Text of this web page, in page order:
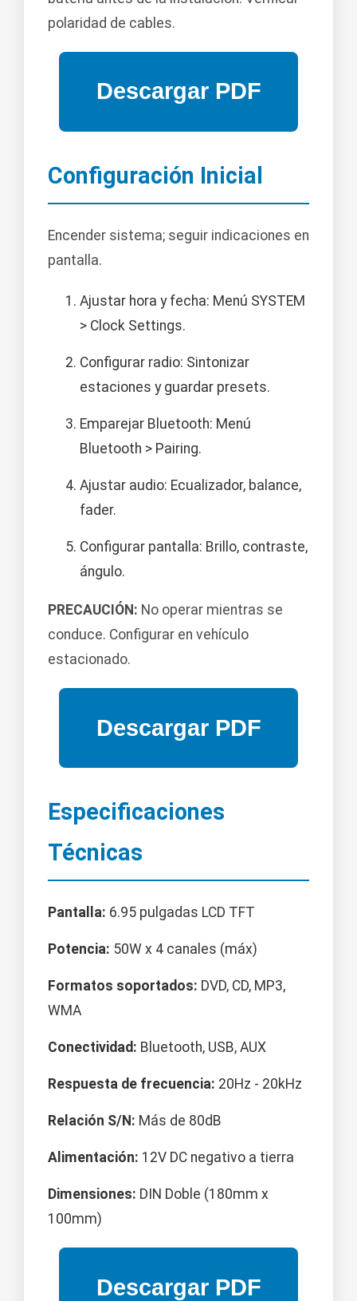
polaridad de cables.
Configuración Inicial
Encender sistema; seguir indicaciones en
pantalla.
Ajustar hora y fecha: Menú SYSTEM
> Clock Settings.
Configurar radio: Sintonizar
estaciones y guardar presets.
Emparejar Bluetooth: Menú
Bluetooth > Pairing.
Ajustar audio: Ecualizador, balance,
fader.
Configurar pantalla: Brillo, contraste,
ángulo.
PRECAUCIÓN: No operar mientras se
conduce. Configurar en vehículo
estacionado.
Especificaciones
Técnicas
Pantalla: 6.95 pulgadas LCD TFT
Potencia: 50W x 4 canales (máx)
Formatos soportados: DVD, CD, MP3,
WMA
Conectividad: Bluetooth, USB, AUX
Respuesta de frecuencia: 20Hz - 20kHz
Relación S/N: Más de 80dB
Alimentación: 12V DC negativo a tierra
Dimensiones: DIN Doble (180mm x
100mm)